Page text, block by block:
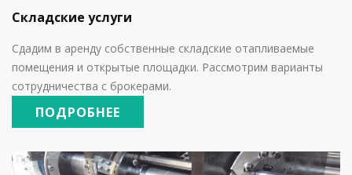
Складские услуги
Сдадим в аренду собственные складские отапливаемые
помещения и открытые площадки. Рассмотрим варианты
сотрудничества с брокерами.
ПОДРОБНЕЕ